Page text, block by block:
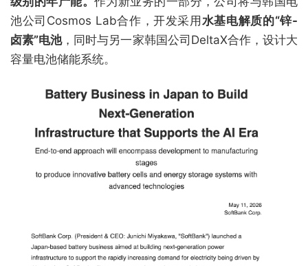
池公司Cosmos Lab合作，开发采用 水基电解质的“锌-
卤素”电池，同时与另一家韩国公司DeltaX合作，设计大
容量电池储能系统。